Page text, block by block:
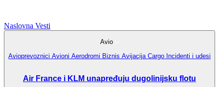
Naslovna Vesti
Avio
Avioprevoznici Avioni Aerodromi Biznis Avijacija Cargo Incidenti i udesi
Air France i KLM unapređuju dugolinijsku flotu